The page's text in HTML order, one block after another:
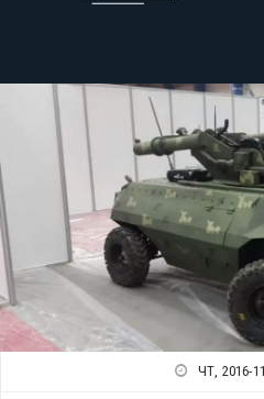
ЧТ, 2016-